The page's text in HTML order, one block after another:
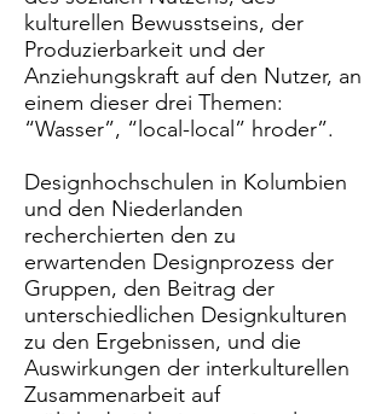
kulturellen Bewusstseins, der
Produzierbarkeit und der
Anziehungskraft auf den Nutzer, an
einem dieser drei Themen:
“Wasser”, “local-local” hroder”.
Designhochschulen in Kolumbien
und den Niederlanden
recherchierten den zu
erwartenden Designprozess der
Gruppen, den Beitrag der
unterschiedlichen Designkulturen
zu den Ergebnissen, und die
Auswirkungen der interkulturellen
Zusammenarbeit auf